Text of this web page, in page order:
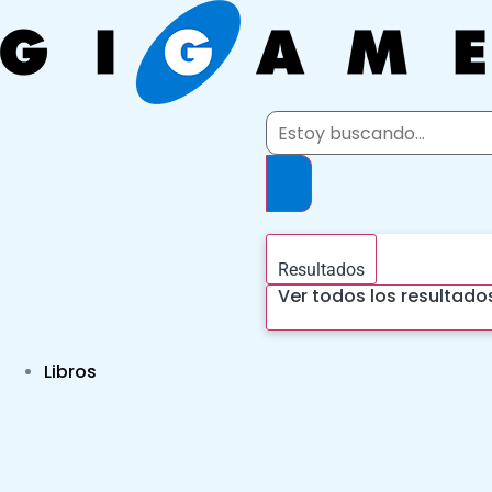
al
contenido
Search
Resultados
Ver todos los
Libros